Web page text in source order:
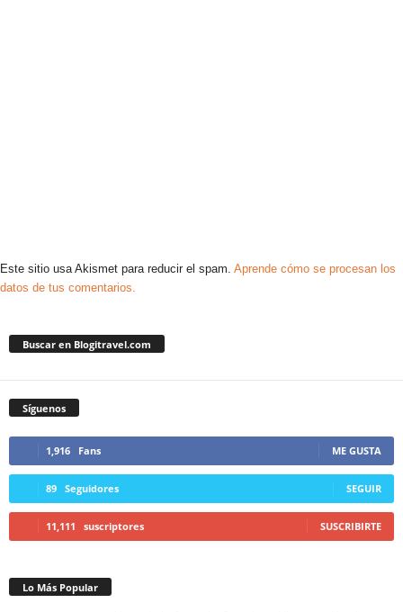
Este sitio usa Akismet para reducir el spam. Aprende cómo se procesan los
datos de tus comentarios.
Buscar en Blogitravel.com
Síguenos
1,916 Fans ME GUSTA
89 Seguidores SEGUIR
11,111 suscriptores SUSCRIBIRTE
Lo Más Popular